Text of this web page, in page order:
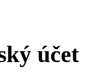
účet